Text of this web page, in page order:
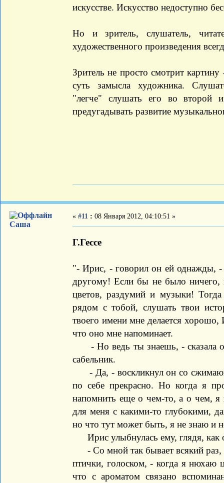
искусстве. Искусство недоступно
Но и зритель, слушатель,
художественного произведения
Зритель не просто смотрит
суть замысла художника.
"легче" слушать его во второй
предугадывать развитие
Саша
« #11 : 08 Января 2012, 04:10:51 »
Г.Гессе
"- Ирис, - говорил он ей однажды,
другому! Если бы не было ничего,
цветов, раздумий и музыки!
рядом с тобой, слушать твои
твоего имени мне делается
что оно мне напоминает.
- Но ведь ты знаешь, - сказала
сабельник.
- Да, - воскликнул он со
по себе прекрасно. Но когда я
напомнить еще о чем-то, а о чем, я
для меня с какими-то глубокими,
но что тут может быть, я не знаю и
Ирис улыбнулась ему, глядя, как
- Со мной так бывает всякий раз,
птички, голоском, - когда я нюхаю
что с ароматом связано